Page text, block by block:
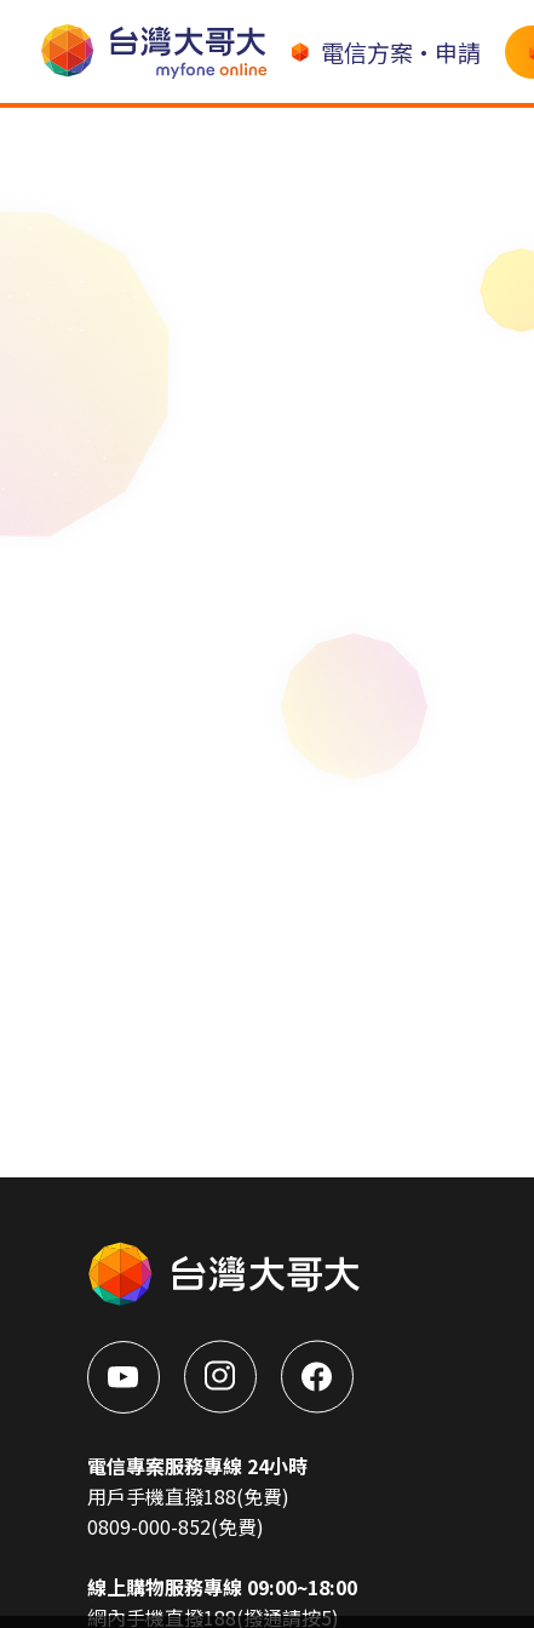
電信方案•申請
電信專案服務專線 24小時
用戶手機直撥188(免費)
0809-000-852(免費)
線上購物服務專線 09:00~18:00
網內手機直撥188(撥通請按5)